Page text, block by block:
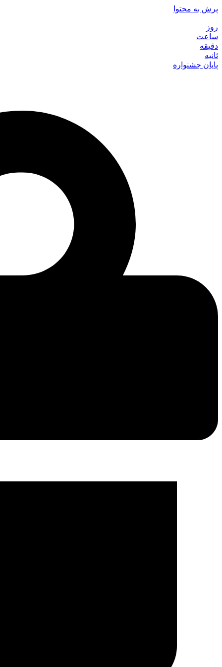
پرش به محتوا
روز
ساعت
دقیقه
ثانیه
پایان جشنواره